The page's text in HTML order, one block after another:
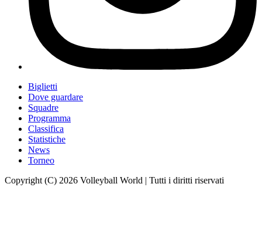
Biglietti
Dove guardare
Squadre
Programma
Classifica
Statistiche
News
Torneo
Copyright (C) 2026 Volleyball World | Tutti i diritti riservati